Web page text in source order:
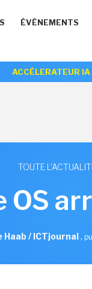
ÉVÉNEMENTS
ACCÉLERATEUR IA
TOUTE
OS
Haab / ICTjournal,